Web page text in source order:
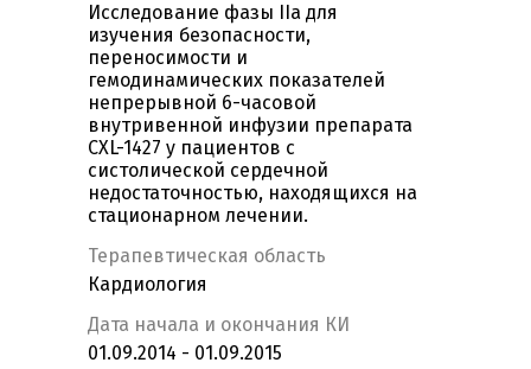
Исследование фазы IIa для
изучения безопасности,
переносимости и
гемодинамических показателей
непрерывной 6-часовой
внутривенной инфузии препарата
CXL-1427 у пациентов с
систолической сердечной
недостаточностью, находящихся на
стационарном лечении.
Терапевтическая область
Кардиология
Дата начала и окончания КИ
01.09.2014 - 01.09.2015